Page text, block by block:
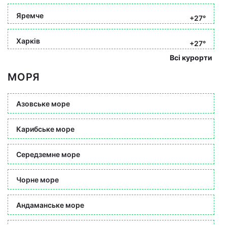
Яремче +27°
Харків
+27°
Всі курорти
МОРЯ
Азовське море
Карибське море
Середземне море
Чорне море
Андаманське море